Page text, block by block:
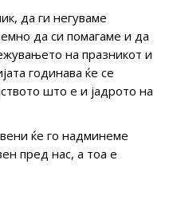
да ги негуваме
да си помагаме и да
на празникот и
годинава ќе се
што е и јадрото на
ќе го надминеме
пред нас, а тоа е